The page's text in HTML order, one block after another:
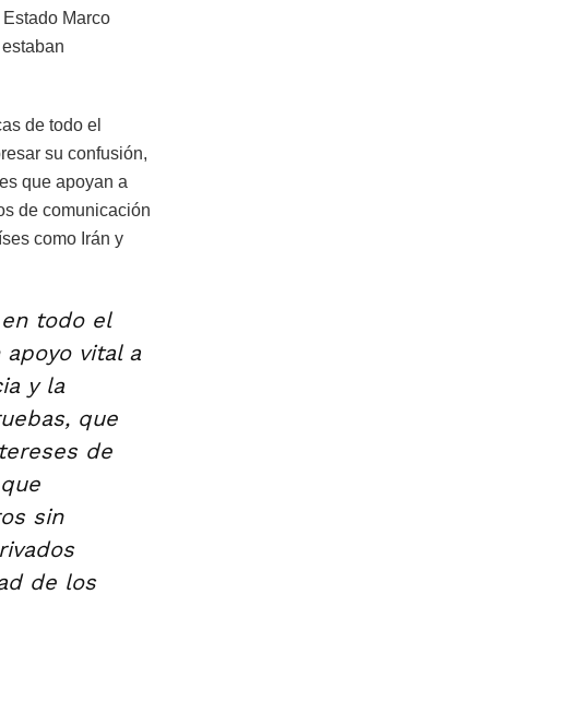
Marco
de todo el
su confusión,
que apoyan a
de comunicación
como Irán y
todo el
vital a
y la
que
de
sin
de los